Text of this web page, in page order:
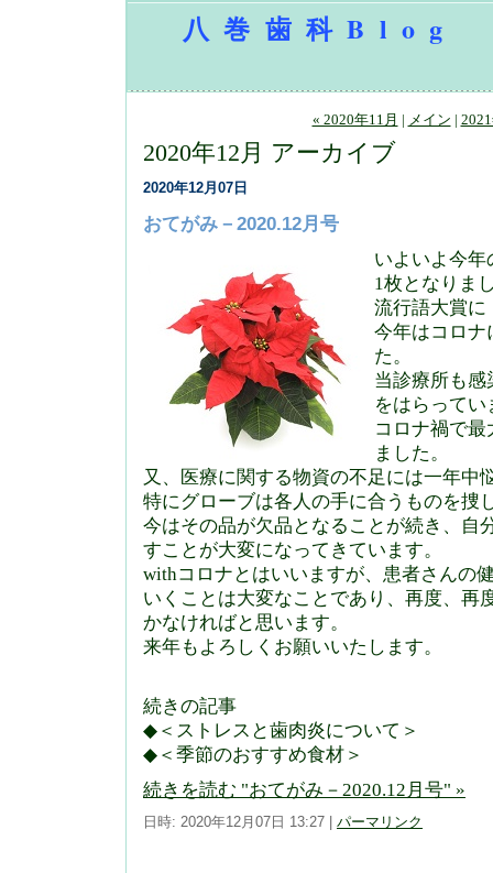
八巻歯科Blog
« 2020年11月 | メイン |
2020年12月 アーカイブ
2020年12月07日
おてがみ－2020.12月号
いよいよ今
1枚となりま
流行語大賞に
今年はコロナ
た。
当診療所も
をはらって
コロナ禍で
ました。
又、医療に関する物資の不足には一年中
特にグローブは各人の手に合うものを捜
今はその品が欠品となることが続き、自
すことが大変になってきています。
withコロナとはいいますが、患者さんの
いくことは大変なことであり、再度、再
かなければと思います。
来年もよろしくお願いいたします。
続きの記事
◆＜ストレスと歯肉炎について＞
◆＜季節のおすすめ食材＞
続きを読む "おてがみ－2020.12月号" »
日時: 2020年12月07日 13:27 パーマリンク